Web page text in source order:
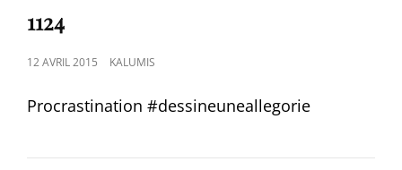
1124
POSTED
12 AVRIL 2015 KALUMIS
Procrastination #‎dessineuneallegorie‬